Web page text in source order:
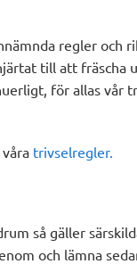
regler och
till att fräscha
för allas vår
trivselregler.
så gäller
och lämna